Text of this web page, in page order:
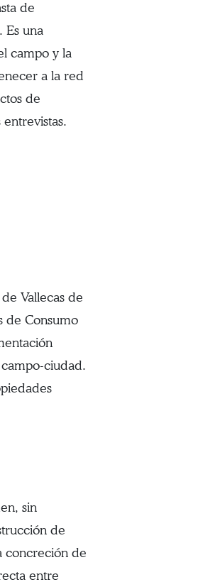
de
Es una
campo y la
a la red
de
Vallecas de
de Consumo
ciudad.
sin
de
concreción de
entre